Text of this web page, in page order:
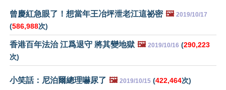
曾慶紅急眼了！想當年王冶坪泄老江這祕密 🖼️ 2019/10/17
(586,988次)
香港百年法治 江爲退守 將其變地獄 🖼️ 2019/10/16 (290,223
次)
小笑話：尼泊爾總理嚇尿了 🖼️ 2019/10/15 (422,464次)